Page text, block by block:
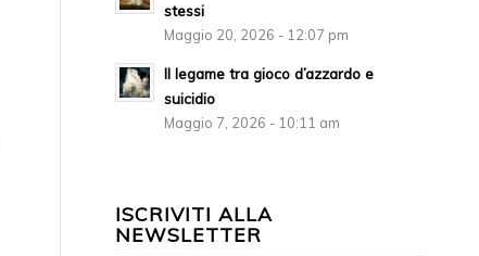
stessi
Maggio 20, 2026 - 12:07 pm
Il legame tra gioco d’azzardo e
suicidio
Maggio 7, 2026 - 10:11 am
ISCRIVITI ALLA
NEWSLETTER